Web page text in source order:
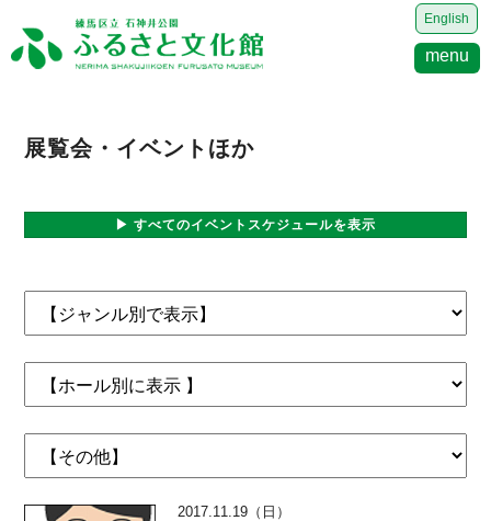
English
menu
展覧会・イベントほか
▶ すべてのイベントスケジュールを表示
2017.11.19（日）